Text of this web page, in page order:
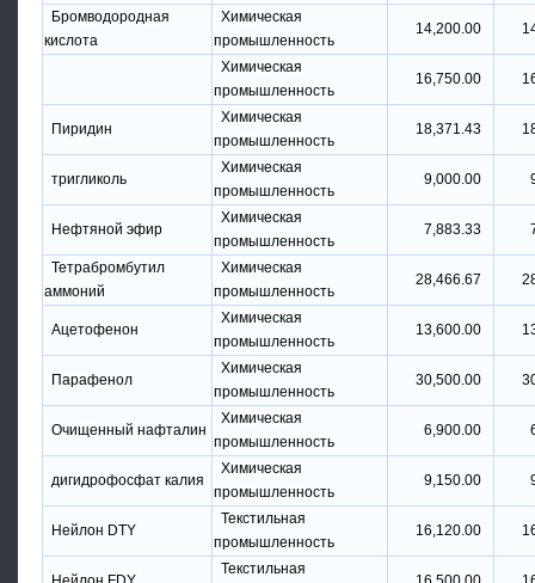
Бромводородная
кислота
Химическая
промышленность
14,200.00
Химическая
промышленность
16,750.00
Пиридин
Химическая
промышленность
18,371.43
тригликоль
Химическая
промышленность
9,000.00
Нефтяной эфир
Химическая
промышленность
7,883.33
Тетрабромбутил
аммоний
Химическая
промышленность
28,466.67
Ацетофенон
Химическая
промышленность
13,600.00
Парафенол
Химическая
промышленность
30,500.00
Очищенный нафталин
Химическая
промышленность
6,900.00
дигидрофосфат калия
Химическая
промышленность
9,150.00
Нейлон DTY
Текстильная
промышленность
16,120.00
Текстильная